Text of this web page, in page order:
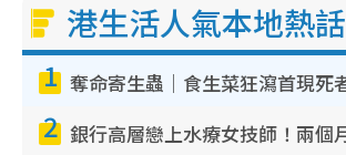
港生活人氣本地熱話
1
2